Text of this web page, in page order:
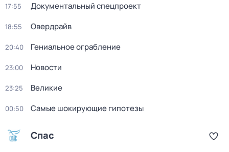
17:55 Документальный спецпроект
18:55 Овердрайв
20:40 Гениальное ограбление
23:00 Новости
23:25 Великие
00:50 Самые шoкиpующие гипотезы
Спас